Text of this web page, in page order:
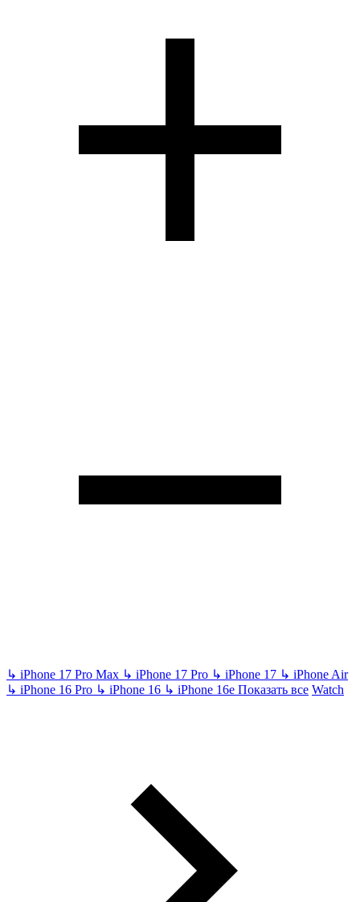
↳ iPhone 17 Pro Max ↳ iPhone 17 Pro ↳ iPhone 17 ↳ iPhone Air
↳ iPhone 16 Pro ↳ iPhone 16 ↳ iPhone 16e Показать все Watch